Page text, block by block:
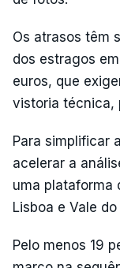
Os atrasos têm
dos estragos
euros, que
vistoria técnica,
Para simplificar
acelerar a
uma plataforma
Lisboa e Vale
Pelo menos 19